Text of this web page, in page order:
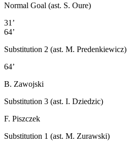
Normal Goal (ast. S. Oure)
31’
64’
Substitution 2 (ast. M. Predenkiewicz)
64’
B. Zawojski
Substitution 3 (ast. I. Dziedzic)
F. Piszczek
Substitution 1 (ast. M. Zurawski)